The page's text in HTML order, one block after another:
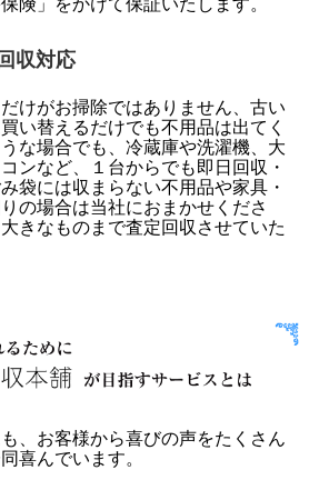
険」をかけて保証いたします。
収対応
けがお掃除ではありません、古い
い替えるだけでも不用品は出てく
な場合でも、冷蔵庫や洗濯機、大
ンなど、１台からでも即日回収・
袋には収まらない不用品や家具・
の場合は当社におまかせくださ
きなものまで査定回収させていた
、お客様から喜びの声をたくさん
喜んでいます。